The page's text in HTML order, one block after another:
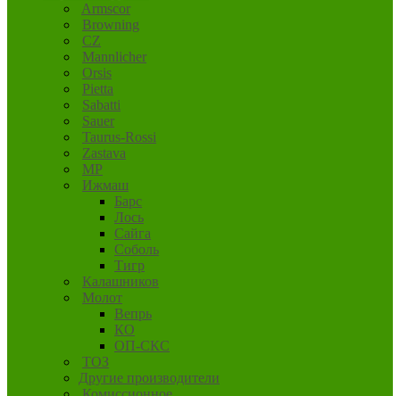
Armscor
Browning
CZ
Mannlicher
Orsis
Pietta
Sabatti
Sauer
Taurus-Rossi
Zastava
MP
Ижмаш
Барс
Лось
Сайга
Соболь
Тигр
Калашников
Молот
Вепрь
КО
ОП-СКС
ТОЗ
Другие производители